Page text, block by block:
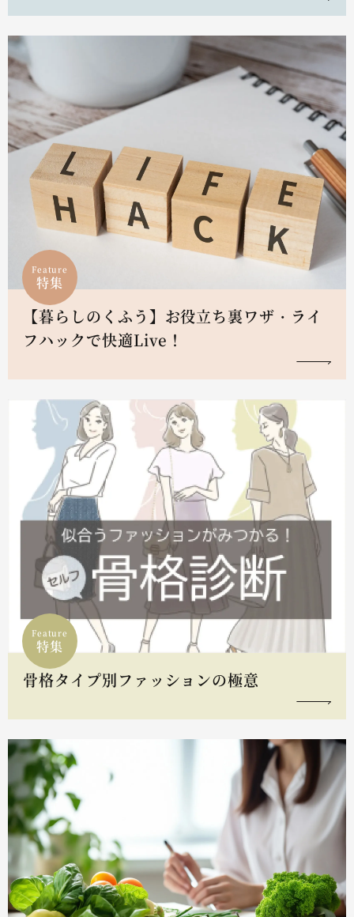
Feature
特集
【暮らしのくふう】お役立ち裏ワザ・ライ
フハックで快適Live！
Feature
特集
骨格タイプ別ファッションの極意